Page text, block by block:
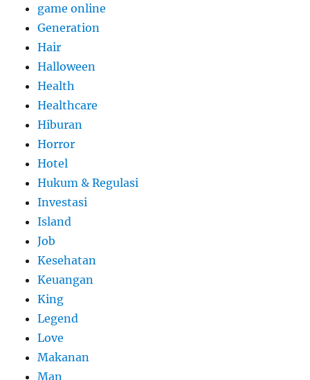
game online
Generation
Hair
Halloween
Health
Healthcare
Hiburan
Horror
Hotel
Hukum & Regulasi
Investasi
Island
Job
Kesehatan
Keuangan
King
Legend
Love
Makanan
Man